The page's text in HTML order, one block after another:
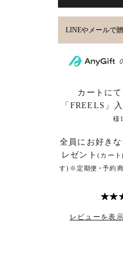
カートに
「FREELS」
様
全員にお好き
レゼント (カート
す)※定期便･予約商
レビューを表示